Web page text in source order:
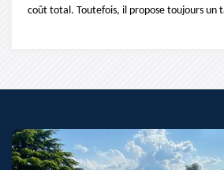
coût total. Toutefois, il propose toujours un